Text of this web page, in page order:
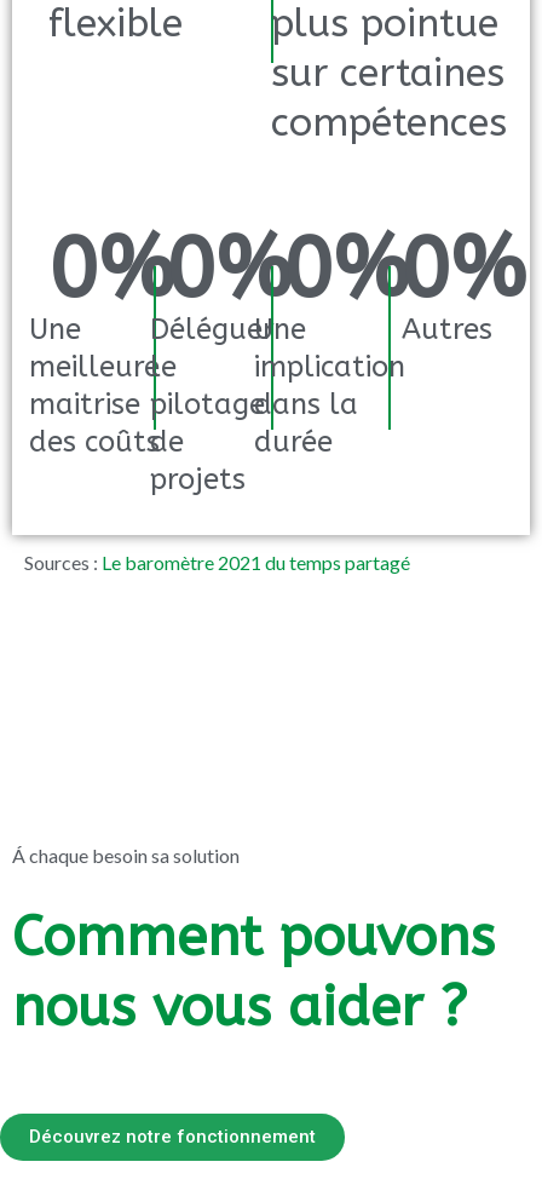
flexible
plus pointue
sur certaines
compétences
Une
meilleure
maitrise
des coûts
0%
Déléguer
le
pilotage
de
projets
0%
Une
implication
dans la
durée
0%
Autres
0%
Sources : Le baromètre 2021 du temps partagé
Á chaque besoin sa solution
Comment pouvons
nous vous aider ?
Découvrez notre fonctionnement